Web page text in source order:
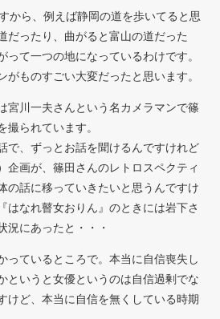
から、例えば静岡の道を歩いてると思
だったり、曲がると富山の道だった
って一つの地になっているわけです。
がものすごい大変だったと思います。
宮川一夫さんという名カメラマンで篠
撮られています。
で、ずっとお話を聞けるんですけれど
企画が、篠田さんのレトロスペクティ
の話に移っていきたいと思うんですけ
はなれ瞽女おりん』のときには岩下さ
況にあったと・・・
っているところで。本当に自信喪失し
というと女優というのは自信過剰でな
けど、本当に自信を無くしている時期